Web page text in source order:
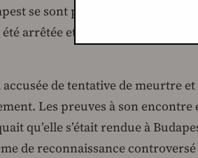
se sont poursuivies et, le 6
arrêtée et comparaissait
de tentative de meurtre
Les preuves à son encontre
qu’elle s’était rendue à
de reconnaissance